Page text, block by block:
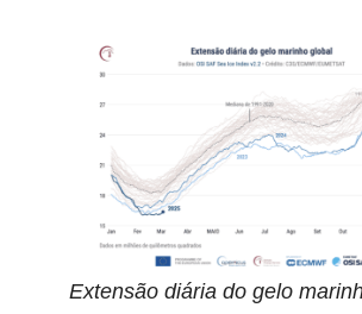
Extensão diária do gelo